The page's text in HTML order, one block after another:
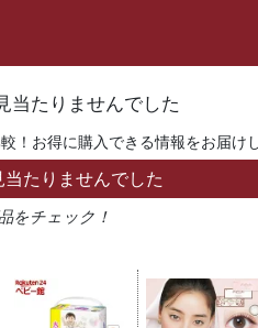
当たりませんでした
！お得に購入できる情報をお届け
たりませんでした
をチェック！